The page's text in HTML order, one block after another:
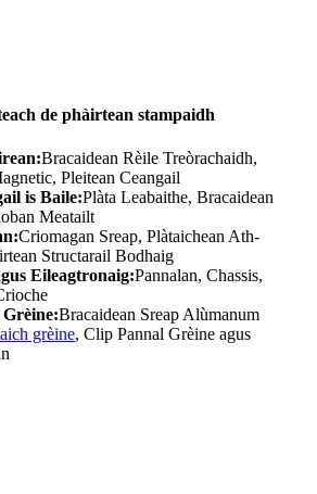
de phàirtean stampaidh
Bracaidean Rèile Treòrachaidh,
Pleitean Ceangail
is Baile:Plàta Leabaithe, Bracaidean
Meatailt
Criomagan Sreap, Plàtaichean Ath-
Structarail Bodhaig
Eileagtronaig:Pannalan, Chassis,
Bracaidean Sreap Alùmanum
grèine, Clip Pannal Grèine agus